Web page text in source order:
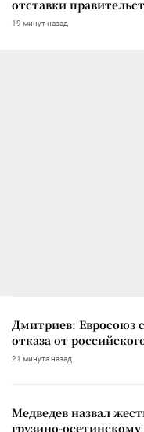
отставки
19 минут назад
Дмитриев: Евросоюз
отказа от
21 минута назад
Медведев назвал
грузино-